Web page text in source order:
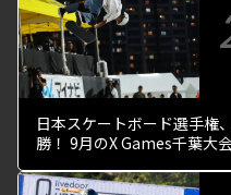
日本スケートボード選手権
勝！ 9月のX Games千葉大